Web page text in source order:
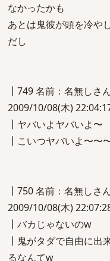
なかったかも
あとは鬼彼が頭を冷や
だし
┃749 名前：名無しさ
2009/10/08(木)
┃ヤバいよヤバいよ〜
┃こいつヤバいよ〜〜
┃750 名前：名無しさ
2009/10/08(木)
┃バカじゃないのw
┃鬼がタダで自由に出
るなんてw